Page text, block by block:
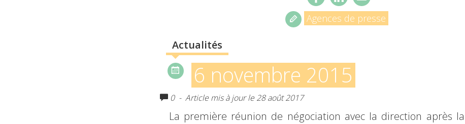
Agences de presse
Actualités
6 novembre 2015
0 - Article mis à jour le 28 août 2017
La première réunion de négociation avec la direction après la